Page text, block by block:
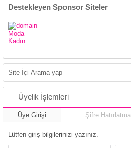
Destekleyen Sponsor Siteler
Moda
Kadın
Üyelik İşlemleri
Üye Girişi Şifre Hatırlatma
Lütfen giriş bilgilerinizi yazınız.